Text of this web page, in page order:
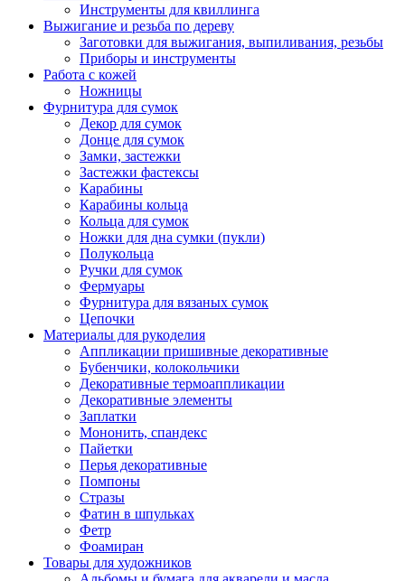
Инструменты для квиллинга
Выжигание и резьба по дереву
Заготовки для выжигания, выпиливания, резьбы
Приборы и инструменты
Работа с кожей
Ножницы
Фурнитура для сумок
Декор для сумок
Донце для сумок
Замки, застежки
Застежки фастексы
Карабины
Карабины кольца
Кольца для сумок
Ножки для дна сумки (пукли)
Полукольца
Ручки для сумок
Фермуары
Фурнитура для вязаных сумок
Цепочки
Материалы для рукоделия
Аппликации пришивные декоративные
Бубенчики, колокольчики
Декоративные термоаппликации
Декоративные элементы
Заплатки
Мононить, спандекс
Пайетки
Перья декоративные
Помпоны
Стразы
Фатин в шпульках
Фетр
Фоамиран
Товары для художников